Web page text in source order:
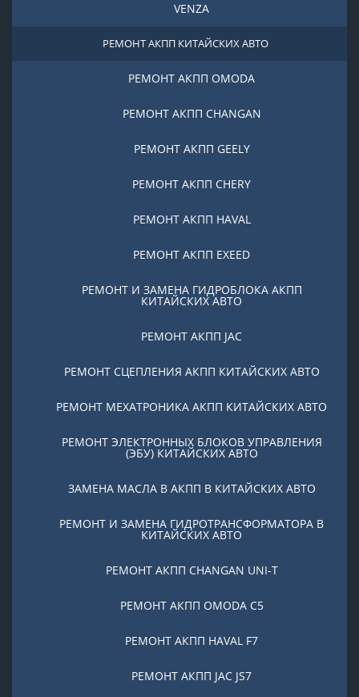
VENZA
РЕМОНТ АКПП КИТАЙСКИХ АВТО
РЕМОНТ АКПП OMODA
РЕМОНТ АКПП CHANGAN
РЕМОНТ АКПП GEELY
РЕМОНТ АКПП CHERY
РЕМОНТ АКПП HAVAL
РЕМОНТ АКПП EXEED
РЕМОНТ И ЗАМЕНА ГИДРОБЛОКА АКПП
КИТАЙСКИХ АВТО
РЕМОНТ АКПП JAC
РЕМОНТ СЦЕПЛЕНИЯ АКПП КИТАЙСКИХ АВТО
РЕМОНТ МЕХАТРОНИКА АКПП КИТАЙСКИХ АВТО
РЕМОНТ ЭЛЕКТРОННЫХ БЛОКОВ УПРАВЛЕНИЯ
(ЭБУ) КИТАЙСКИХ АВТО
ЗАМЕНА МАСЛА В АКПП В КИТАЙСКИХ АВТО
РЕМОНТ И ЗАМЕНА ГИДРОТРАНСФОРМАТОРА В
КИТАЙСКИХ АВТО
РЕМОНТ АКПП CHANGAN UNI-T
РЕМОНТ АКПП OMODA C5
РЕМОНТ АКПП HAVAL F7
РЕМОНТ АКПП JAC JS7